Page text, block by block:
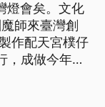
燈會矣。文化
師來臺灣創
作配天宮樸仔
，成做今年燈